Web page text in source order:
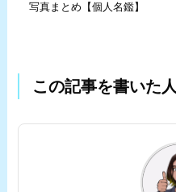
写真まとめ【個人名鑑】
この記事を書いた人